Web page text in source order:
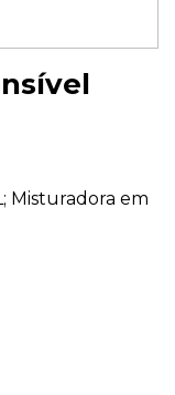
Misturadora em